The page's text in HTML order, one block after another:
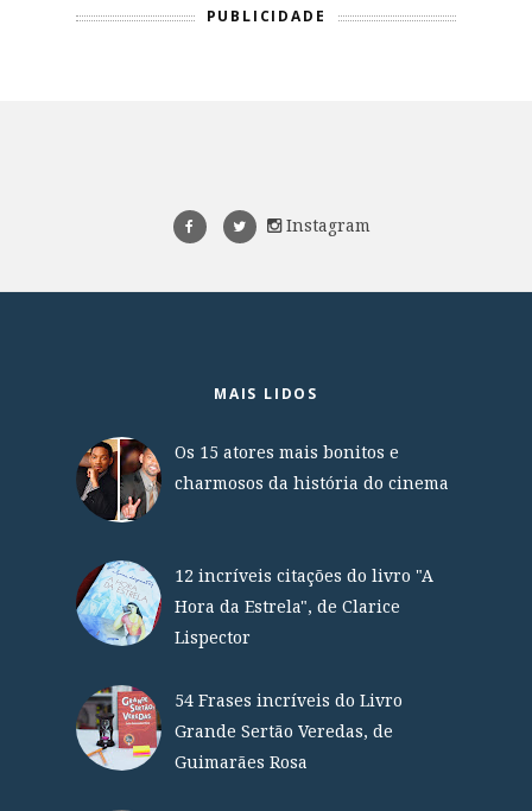
PUBLICIDADE
Instagram
MAIS LIDOS
Os 15 atores mais bonitos e
charmosos da história do cinema
12 incríveis citações do livro "A
Hora da Estrela", de Clarice
Lispector
54 Frases incríveis do Livro
Grande Sertão Veredas, de
Guimarães Rosa